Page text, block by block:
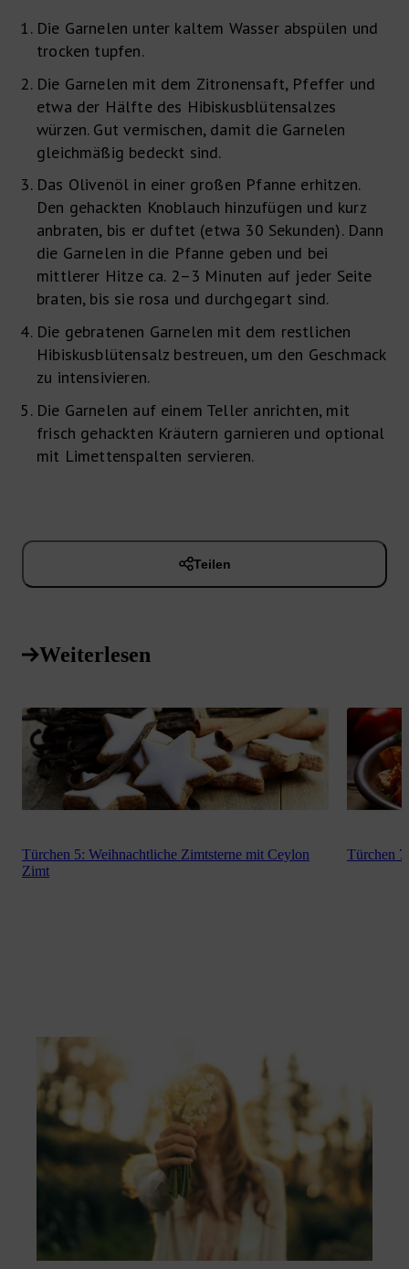
Die Garnelen unter kaltem Wasser abspülen und
trocken tupfen.
Die Garnelen mit dem Zitronensaft, Pfeffer und
etwa der Hälfte des Hibiskusblütensalzes
würzen. Gut vermischen, damit die Garnelen
gleichmäßig bedeckt sind.
Das Olivenöl in einer großen Pfanne erhitzen.
Den gehackten Knoblauch hinzufügen und kurz
anbraten, bis er duftet (etwa 30 Sekunden). Dann
die Garnelen in die Pfanne geben und bei
mittlerer Hitze ca. 2–3 Minuten auf jeder Seite
braten, bis sie rosa und durchgegart sind.
Die gebratenen Garnelen mit dem restlichen
Hibiskusblütensalz bestreuen, um den Geschmack
zu intensivieren.
Die Garnelen auf einem Teller anrichten, mit
frisch gehackten Kräutern garnieren und optional
mit Limettenspalten servieren.
Teilen
Weiterlesen
Türchen 5: Weihnachtliche Zimtsterne mit Ceylon
Zimt
Türchen